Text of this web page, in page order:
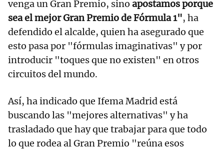
venga un Gran Premio, sino apostamos porque
sea el mejor Gran Premio de Fórmula 1", ha
defendido el alcalde, quien ha asegurado que
esto pasa por "fórmulas imaginativas" y por
introducir "toques que no existen" en otros
circuitos del mundo.
Así, ha indicado que Ifema Madrid está
buscando las "mejores alternativas" y ha
trasladado que hay que trabajar para que todo
lo que rodea al Gran Premio "reúna esos